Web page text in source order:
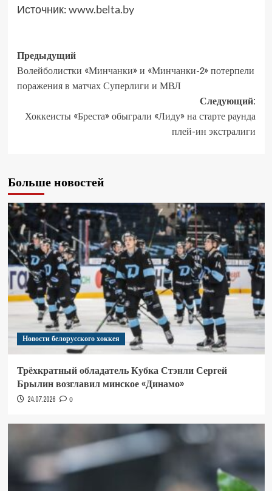
Источник:www.belta.by
Предыдущий
Волейболистки «Минчанки» и «Минчанки-2» потерпели
поражения в матчах Суперлиги и МВЛ
Следующий:
Хоккеисты «Бреста» обыграли «Лиду» на старте раунда
плей-ин экстралиги
Больше новостей
Новости белорусского хоккея
Трёхкратный обладатель Кубка Стэнли Сергей
Брылин возглавил минское «Динамо»
24.07.2026 0